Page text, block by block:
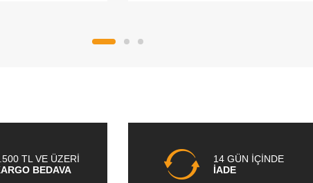
TL VE ÜZERİ
BEDAVA
14 GÜN İÇİNDE
İADE